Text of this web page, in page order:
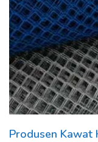
Produsen Kawat